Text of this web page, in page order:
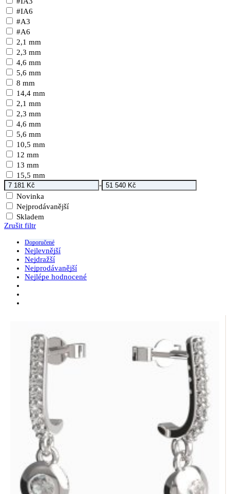
#IA6
#A3
#A6
2,1 mm
2,3 mm
4,6 mm
5,6 mm
8 mm
14,4 mm
2,1 mm
2,3 mm
4,6 mm
5,6 mm
10,5 mm
12 mm
13 mm
15,5 mm
-
Novinka
Nejprodávanější
Skladem
Zrušit filtr
Doporučené
Nejlevnější
Nejdražší
Nejprodávanější
Nejlépe hodnocené